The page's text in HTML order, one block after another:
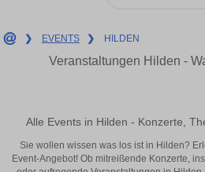
❯ EVENTS ❯ HILDEN
Veranstaltungen Hilden -
Alle Events in Hilden - Konzerte,
Sie wollen wissen was los ist in Hilden?
Event-Angebot! Ob mitreißende Konzerte,